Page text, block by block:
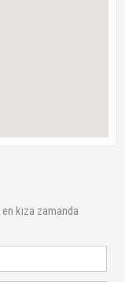
en kıza zamanda